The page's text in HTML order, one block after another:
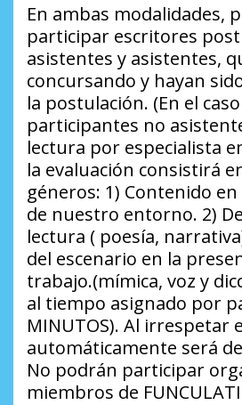
En ambas modalidades,
participar escritores
asistentes y asistentes,
concursando y hayan
la postulación. (En el
participantes no
lectura por especialista
la evaluación consistirá
géneros: 1) Contenido
de nuestro entorno. 2)
lectura ( poesía,
del escenario en la
trabajo.(mímica, voz y
al tiempo asignado por
MINUTOS). Al irrespetar
automáticamente será
No podrán participar
miembros de